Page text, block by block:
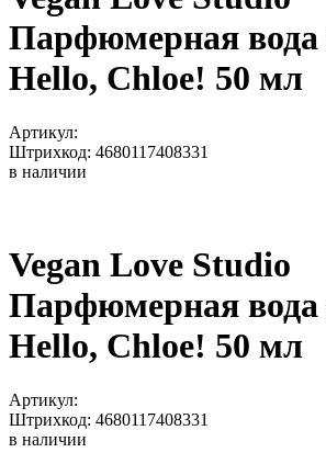
Парфюмерная вода
Hello, Chloe! 50 мл
Артикул:
Штрихкод: 4680117408331
в наличии
Vegan Love Studio
Парфюмерная вода
Hello, Chloe! 50 мл
Артикул:
Штрихкод: 4680117408331
в наличии